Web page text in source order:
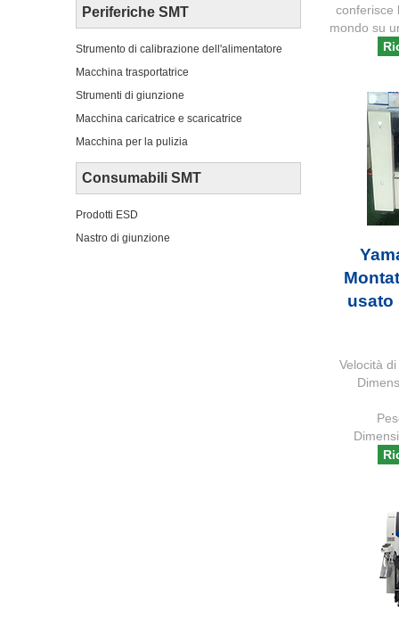
Periferiche SMT
Strumento di calibrazione dell'alimentatore
Macchina trasportatrice
Strumenti di giunzione
Macchina caricatrice e scaricatrice
Macchina per la pulizia
Consumabili SMT
Prodotti ESD
Nastro di giunzione
conferisce
mondo su
usato
Velocità